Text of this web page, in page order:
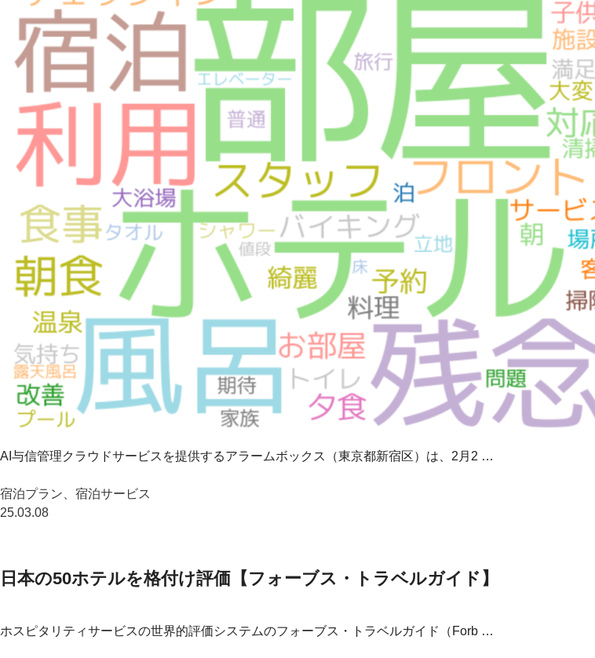
AI与信管理クラウドサービスを提供するアラームボックス（東京都新宿区）は、2月2 …
宿泊プラン、宿泊サービス
25.03.08
日本の50ホテルを格付け評価【フォーブス・トラベルガイド】
ホスピタリティサービスの世界的評価システムのフォーブス・トラベルガイド（Forb …